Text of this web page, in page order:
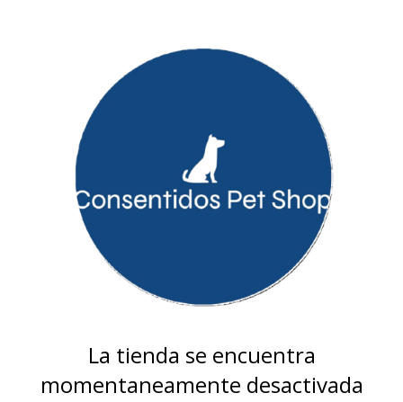
La tienda se encuentra
momentaneamente desactivada